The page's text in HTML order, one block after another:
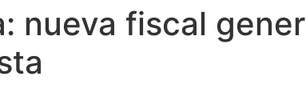
nueva fiscal